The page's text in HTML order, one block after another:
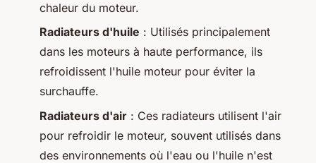
chaleur du moteur.
Radiateurs d'huile : Utilisés principalement
dans les moteurs à haute performance, ils
refroidissent l'huile moteur pour éviter la
surchauffe.
Radiateurs d'air : Ces radiateurs utilisent l'air
pour refroidir le moteur, souvent utilisés dans
des environnements où l'eau ou l'huile n'est